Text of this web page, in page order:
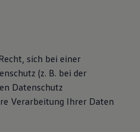
sich bei einer
(z. B. bei der
Datenschutz
Verarbeitung Ihrer Daten